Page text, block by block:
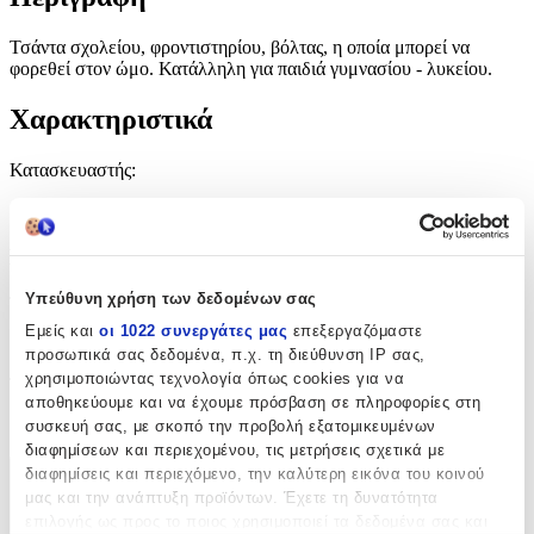
Υπεύθυνη χρήση των δεδομένων σας
Εμείς και οι 1022 συνεργάτες μας επεξεργαζόμαστε
προσωπικά σας δεδομένα, π.χ. τη διεύθυνση IP σας,
χρησιμοποιώντας τεχνολογία όπως cookies για να
αποθηκεύουμε και να έχουμε πρόσβαση σε πληροφορίες στη
συσκευή σας, με σκοπό την προβολή εξατομικευμένων
διαφημίσεων και περιεχομένου, τις μετρήσεις σχετικά με
διαφημίσεις και περιεχόμενο, την καλύτερη εικόνα του κοινού
μας και την ανάπτυξη προϊόντων. Έχετε τη δυνατότητα
Τσάντα σχολείου, φροντιστηρίου, βόλτας, η οποία μπορεί να
φορεθεί στον ώμο. Κατάλληλη για παιδιά γυμνασίου - λυκείου.
Χαρακτηριστικά
Κατασκευαστής:
Βασικά Χαρακτηριστικά
Τύπος:
Ώμου
Τάξη:
Γυμνασίου - Λυκείου
Χαρακτηριστικά